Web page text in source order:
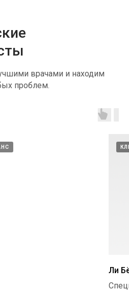
врачами и находим
проблем.
Ли